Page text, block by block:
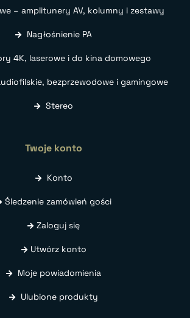
– amplitunery AV, kolumny i zestawy
Nagłośnienie PA
4K, laserowe i do kina domowego
bezprzewodowe i gamingowe
Stereo
Twoje konto
Konto
Śledzenie zamówień gości
Zaloguj się
Utwórz konto
Moje powiadomienia
Ulubione produkty